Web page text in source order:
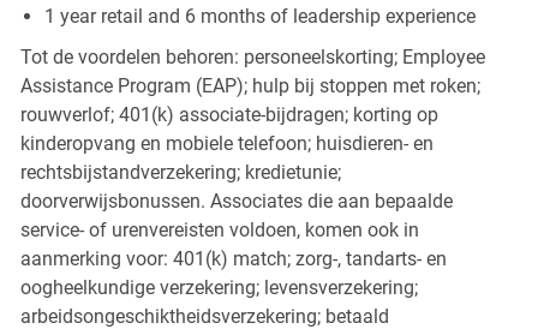
1 year retail and 6 months of leadership experience
Tot de voordelen behoren: personeelskorting; Employee
Assistance Program (EAP); hulp bij stoppen met roken;
rouwverlof; 401(k) associate-bijdragen; korting op
kinderopvang en mobiele telefoon; huisdieren- en
rechtsbijstandverzekering; kredietunie;
doorverwijsbonussen. Associates die aan bepaalde
service- of urenvereisten voldoen, komen ook in
aanmerking voor: 401(k) match; zorg-, tandarts- en
oogheelkundige verzekering; levensverzekering;
arbeidsongeschiktheidsverzekering; betaald